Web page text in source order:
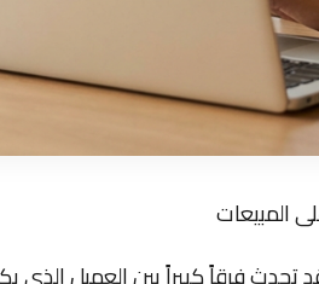
المبيعات
قد تحدث فرقاً كبيراً بين العميل